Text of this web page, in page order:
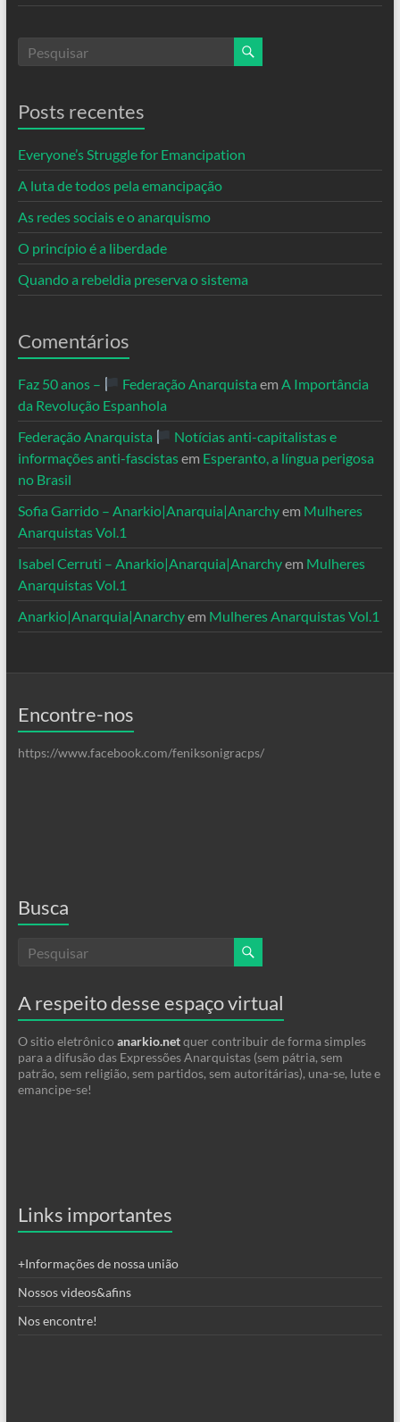
Posts recentes
Everyone’s Struggle for Emancipation
A luta de todos pela emancipação
As redes sociais e o anarquismo
O princípio é a liberdade
Quando a rebeldia preserva o sistema
Comentários
Faz 50 anos – Federação Anarquista em A Importância
da Revolução Espanhola
Federação Anarquista
Notícias anti-capitalistas e
informações anti-fascistasem Esperanto, a língua perigosa
no Brasil
Sofia Garrido – Anarkio|Anarquia|Anarchyem Mulheres
Anarquistas Vol.1
Isabel Cerruti – Anarkio|Anarquia|Anarchyem Mulheres
Anarquistas Vol.1
Anarkio|Anarquia|Anarchyem Mulheres Anarquistas Vol.1
Encontre-nos
https://www.facebook.com/feniksonigracps/
Busca
A respeito desse espaço virtual
O sitio eletrônico anarkio.netquer contribuir de forma simples
para a difusão das Expressões Anarquistas (sem pátria, sem
patrão, sem religião, sem partidos, sem autoritárias), una-se, lute e
emancipe-se!
Links importantes
+Informações de nossa união
Nossos videos&afins
Nos encontre!